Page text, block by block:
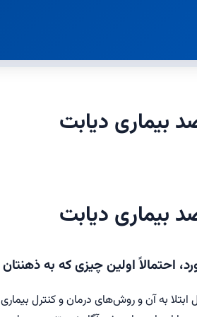
بیماری دیابت
بیماری دیابت
احتمالاً اولین چیزی که به